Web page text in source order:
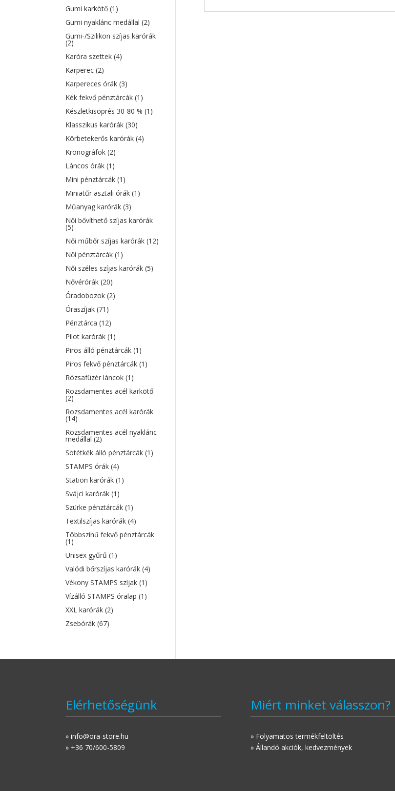
Gumi karkötő(1)
Gumi nyaklánc medállal(2)
Gumi-/Szilikon szíjas karórák
(2)
Karóra szettek(4)
Karperec(2)
Karpereces órák(3)
Kék fekvő pénztárcák(1)
Készletkisöprés 30-80 %(1)
Klasszikus karórák(30)
Körbetekerős karórák(4)
Kronográfok(2)
Láncos órák(1)
Mini pénztárcák(1)
Miniatűr asztali órák(1)
Műanyag karórák(3)
Női bővíthető szíjas karórák
(5)
Női műbőr szíjas karórák(12)
Női pénztárcák(1)
Női széles szíjas karórák(5)
Nővérórák(20)
Óradobozok(2)
Óraszíjak(71)
Pénztárca(12)
Pilot karórák(1)
Piros álló pénztárcák(1)
Piros fekvő pénztárcák(1)
Rózsafüzér láncok(1)
Rozsdamentes acél karkötő
(2)
Rozsdamentes acél karórák
(14)
Rozsdamentes acél nyaklánc
medállal(2)
Sötétkék álló pénztárcák(1)
STAMPS órák(4)
Station karórák(1)
Svájci karórák(1)
Szürke pénztárcák(1)
Textilszíjas karórák(4)
Többszínű fekvő pénztárcák
(1)
Unisex gyűrű(1)
Valódi bőrszíjas karórák(4)
Vékony STAMPS szíjak(1)
Vízálló STAMPS óralap(1)
XXL karórák(2)
Zsebórák(67)
Elérhetőségünk
» info@ora-store.hu
» +36 70/600-5809
Miért minket válasszon?
» Folyamatos termékfeltöltés
» Állandó akciók, kedvezmények